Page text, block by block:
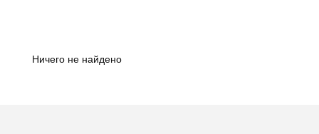
Ничего не найдено